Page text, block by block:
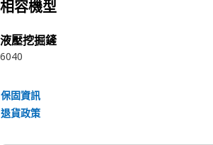
相容機型
液壓挖掘鏟
6040
保固資訊
退貨政策